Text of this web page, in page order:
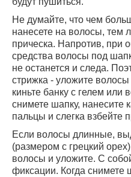
Не думайте, что чем
нанесете на волосы, тем
прическа. Напротив, при
средства волосы под
не останется и следа.
стрижка - уложите
киньте банку с гелем или
снимете шапку, нанесите
пальцы и слегка взбейте
Если волосы длинные,
(размером с грецкий
волосы и уложите. С
фиксации. Когда снимете